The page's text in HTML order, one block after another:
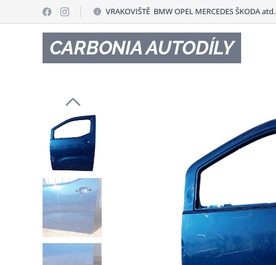
VRAKOVIŠTĚ BMW OPEL MERCEDES ŠKODA atd.
CARBONIA AUTODÍLY